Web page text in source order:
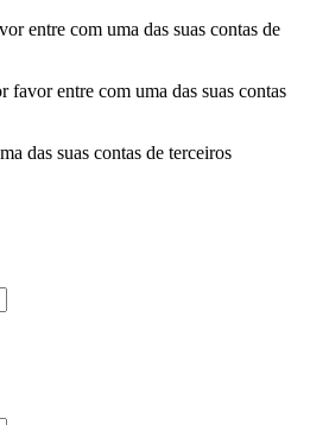
entre com uma das suas contas de
favor entre com uma das suas contas
das suas contas de terceiros